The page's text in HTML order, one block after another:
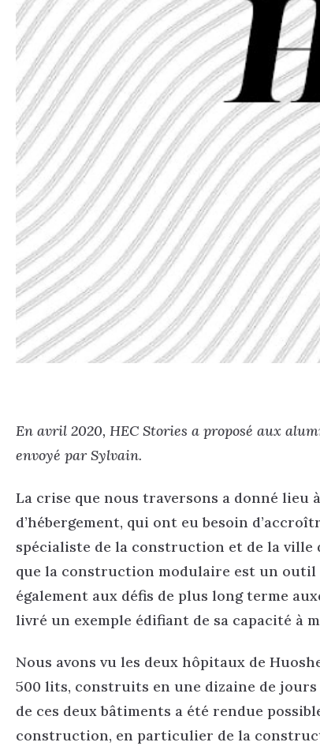
En avril 2020, HEC Stories a proposé aux
envoyé par Sylvain.
La crise que nous traversons a donné
d’hébergement, qui ont eu besoin
spécialiste de la construction et de la ville
que la construction modulaire est un outil
également aux défis de plus long terme
livré un exemple édifiant de sa capacité à
Nous avons vu les deux hôpitaux de
500 lits, construits en une dizaine de
de ces deux bâtiments a été rendue
construction, en particulier de la